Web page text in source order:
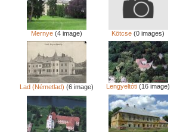
Mernye (4 image) Kötcse (0 images)
Lad (Németlad) (6 image) Lengyeltóti (16 image)